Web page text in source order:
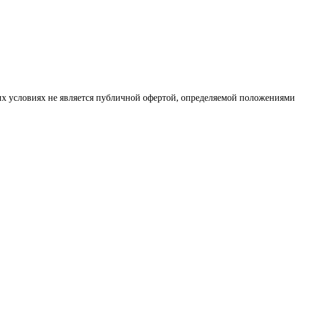
не является публичной офертой, определяемой положениями